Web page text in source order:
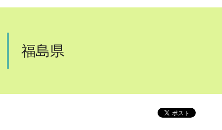
福島県